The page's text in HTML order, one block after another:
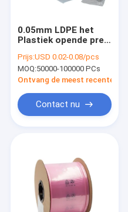
0.05mm LDPE het
Plastiek opende pre
Zakken
Prijs:USD 0.02-0.08/pcs
MOQ:50000-100000 PCs
Ontvang de meest recente Prijs
Contact nu